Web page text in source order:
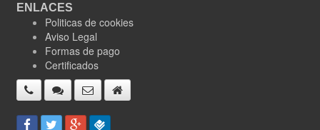
ENLACES
Politicas de cookies
Aviso Legal
Formas de pago
Certificados